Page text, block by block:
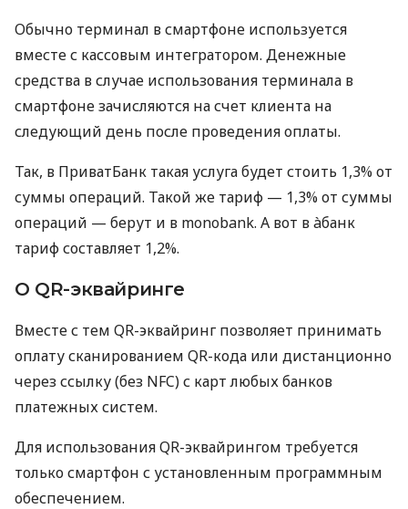
Обычно терминал в смартфоне используется
вместе с кассовым интегратором. Денежные
средства в случае использования терминала в
смартфоне зачисляются на счет клиента на
следующий день после проведения оплаты.
Так, в ПриватБанк такая услуга будет стоить 1,3% от
суммы операций. Такой же тариф — 1,3% от суммы
операций — берут и в monobank. А вот в àбанк
тариф составляет 1,2%.
О QR-эквайринге
Вместе с тем QR-эквайринг позволяет принимать
оплату сканированием QR-кода или дистанционно
через ссылку (без NFC) с карт любых банков
платежных систем.
Для использования QR-эквайрингом требуется
только смартфон с установленным программным
обеспечением.